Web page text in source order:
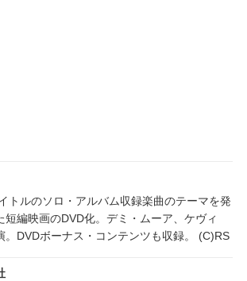
トルのソロ・アルバム収録楽曲のテーマを発
短編映画のDVD化。デミ・ムーア、ケヴィ
。DVDボーナス・コンテンツも収録。 (C)RS